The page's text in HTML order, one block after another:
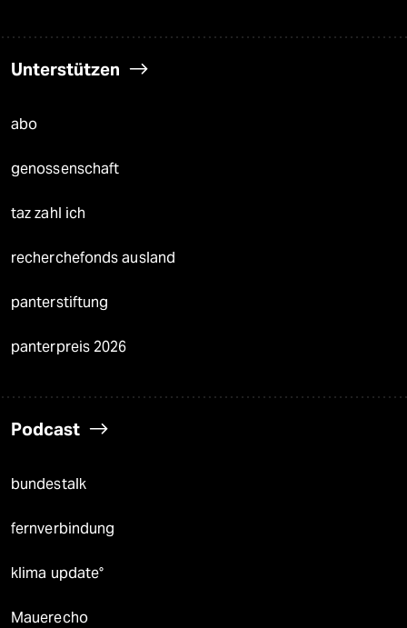
Unterstützen
abo
genossenschaft
taz zahl ich
recherchefonds ausland
panterstiftung
panterpreis 2026
Podcast
bundestalk
fernverbindung
klima update°
Mauerecho